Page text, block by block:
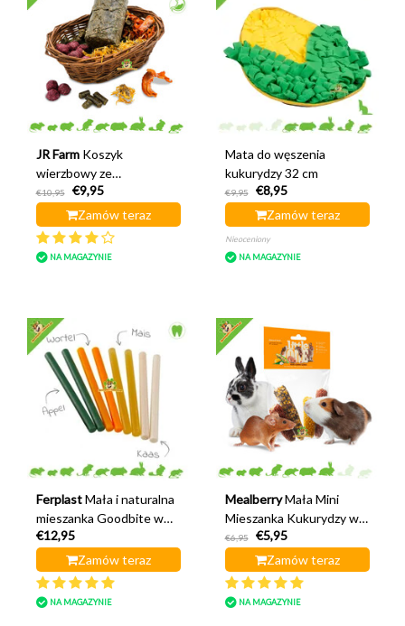
JR Farm Koszyk
wierzbowy ze
smakołykami
€10,95
€9,95
Zamów teraz
NA MAGAZYNIE
Mata do węszenia
kukurydzy 32 cm
€9,95
€8,95
Zamów teraz
Nieoceniony
NA MAGAZYNIE
Ferplast Mała i naturalna
mieszanka Goodbite w
sztyfcie
€12,95
Zamów teraz
NA MAGAZYNIE
Mealberry Mała Mini
Mieszanka Kukurydzy w
Kolbie
€6,95
€5,95
Zamów teraz
NA MAGAZYNIE